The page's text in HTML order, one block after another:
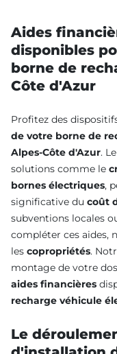
Aides
disponibles
borne de
Côte d'Azur
Profitez des
de votre borne de
Alpes-Côte d'Azur.
solutions comme le
bornes électriques,
significative du coût
subventions locales
compléter ces aides,
les copropriétés.
montage de votre
aides financières
recharge véhicule
Le